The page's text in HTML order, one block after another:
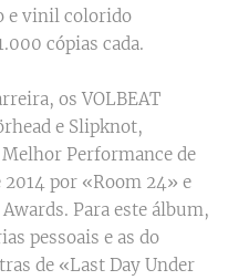
e vinil colorido
cópias cada.
os VOLBEAT
e Slipknot,
Performance de
por «Room 24» e
Para este álbum,
pessoais e as do
de «Last Day Under